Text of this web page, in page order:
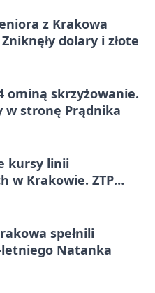
z Krakowa
dolary i złote
ominą skrzyżowanie.
w stronę Prądnika
kursy linii
w Krakowie. ZTP
spełnili
Natanka